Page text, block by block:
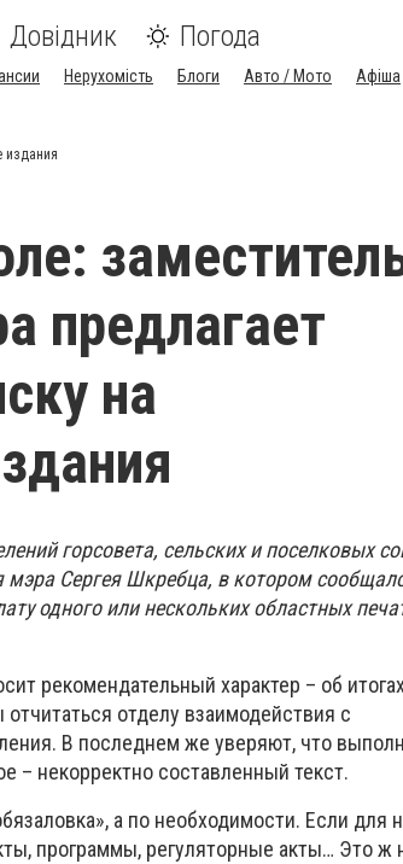
Довідник Погода
Нерухомість Блоги Авто / Мото Афіша
издания
предлагает
на
горсовета, сельских и поселковых
Сергея Шкребца, в котором
одного или нескольких областных
рекомендательный характер – об итогах
отделу взаимодействия с
В последнем же уверяют, что
– некорректно составленный текст.
а по необходимости. Если для
программы, регуляторные акты… Это ж